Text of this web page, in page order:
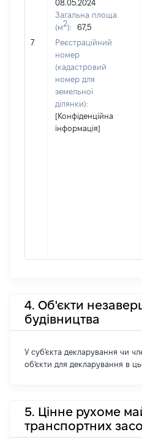
7
08.05.2024
Загальна площа
(м2):
67,5
Реєстраційний
номер
(кадастровий
номер для
земельної
ділянки):
[Конфіденційна
інформація]
4. Об'єкти
будівництва
У суб'єкта декларування чи
об'єкти для декларування в
5. Цінне рухоме
транспортних